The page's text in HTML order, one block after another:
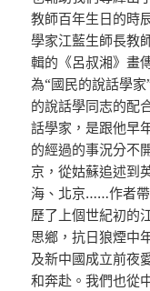
教師百年生日的時
學家江藍生師長教
輯的《呂叔湘》畫
為“國民的說話學
的說話學同志的配
話學家，是跟他早
的經過的事況分不
京，從姑蘇追述到
海、北京……作者
歷了上個世紀初的
思鄉，抗日狼煙中
及新中國成立前夜
和奔赴。我們也從